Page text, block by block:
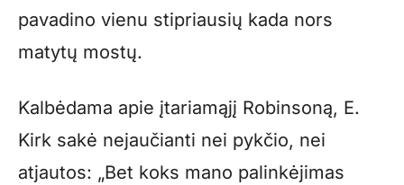
pavadino vienu stipriausių kada nors
matytų mostų.
Kalbėdama apie įtariamąjį Robinsoną, E.
Kirk sakė nejaučianti nei pykčio, nei
atjautos: „Bet koks mano palinkėjimas